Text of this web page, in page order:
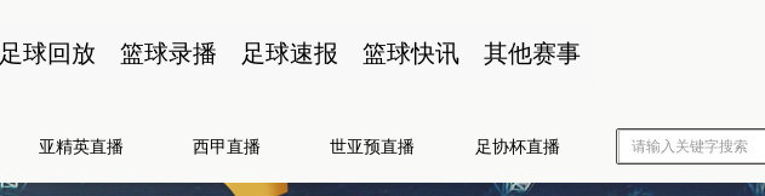
足球回放 篮球录播 足球速报 篮球快讯 其他赛事
亚精英直播 西甲直播 世亚预直播 足协杯直播